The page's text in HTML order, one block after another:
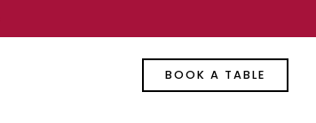
BOOK A TABLE